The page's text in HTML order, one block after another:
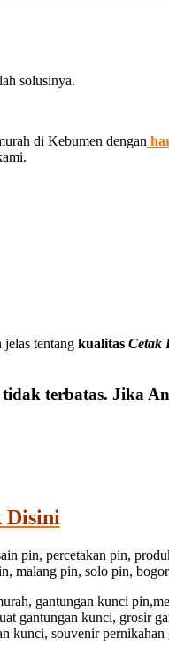
solusinya.
di Kebumen dengan
jelas tentang kualitas Cetak
terbatas. Jika
Disini
pin, percetakan pin,
malang pin, solo pin,
gantungan kunci
gantungan kunci, grosir
souvenir